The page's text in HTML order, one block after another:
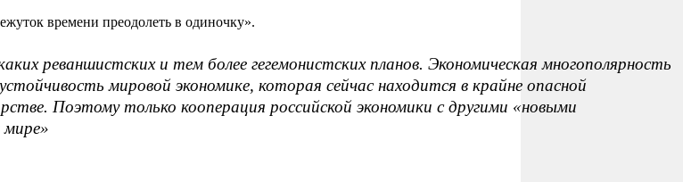
времени преодолеть в одиночку».
реваншистских и тем более гегемонистских планов. Экономическая многополярность
мировой экономике, которая сейчас находится в крайне опасной
Поэтому только кооперация российской экономики с другими «новыми
мире»